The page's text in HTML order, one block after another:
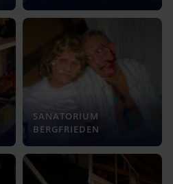
SANATORIUM
BERGFRIEDEN